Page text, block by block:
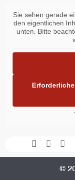
Sie sehen gerade
den eigentlichen
unten. Bitte
f
©